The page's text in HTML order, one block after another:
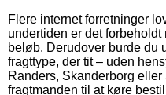
Flere internet forretninger
undertiden er det
beløb. Derudover burde du
fragttype, der tit – uden
Randers, Skanderborg
fragtmanden til at køre